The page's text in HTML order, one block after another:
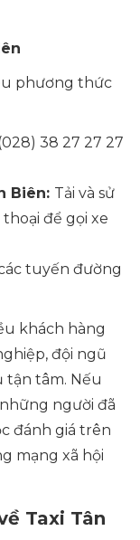
phương thức
38 27 27 27
Biên: Tải và sử
để gọi xe
tuyến đường
khách hàng
đội ngũ
tận tâm. Nếu
người đã
đánh giá trên
mạng xã hội
Taxi Tân